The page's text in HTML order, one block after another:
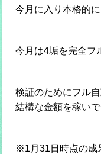
今月に入り本格的
今月は4垢を完全フ
検証のためにフル
結構な金額を稼い
※1月31日時点の成